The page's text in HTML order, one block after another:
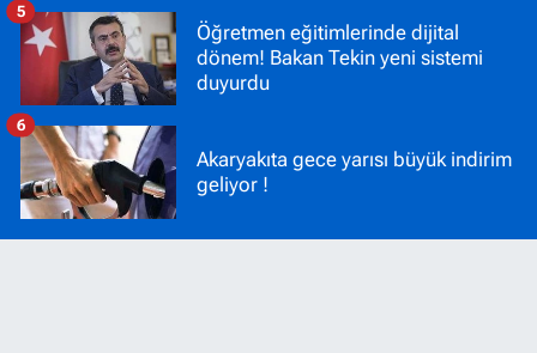
Öğretmen eğitimlerinde dijital
dönem! Bakan Tekin yeni sistemi
duyurdu
5
Akaryakıta gece yarısı büyük indirim
geliyor !
6